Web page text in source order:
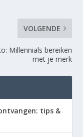
VOLGENDE
Millennials bereiken
met je merk
tips &